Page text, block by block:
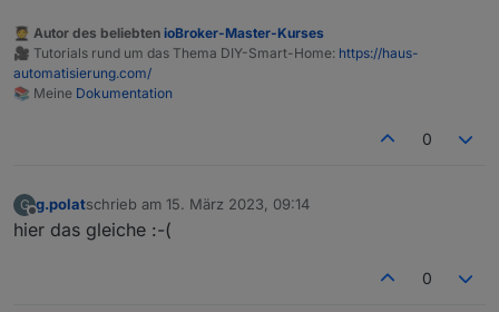
🧑‍🎓 Autor des beliebten ioBroker-Master-Kurses
🎥 Tutorials rund um das Thema DIY-Smart-Home: https://haus-
automatisierung.com/
📚 Meine Dokumentation
0
G
Offline
g.polatschrieb am 15. März 2023, 09:14
zuletzt editiert von
hier das gleiche :-(
0